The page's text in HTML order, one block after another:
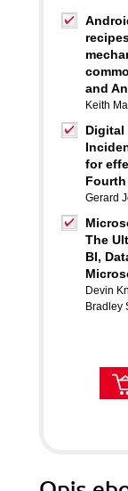
and
Keith
Digital
for
Gerard
The
BI,
Devin
Bradley